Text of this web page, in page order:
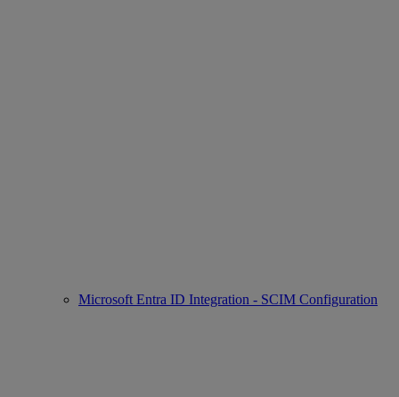
Microsoft Entra ID Integration - SCIM Configuration